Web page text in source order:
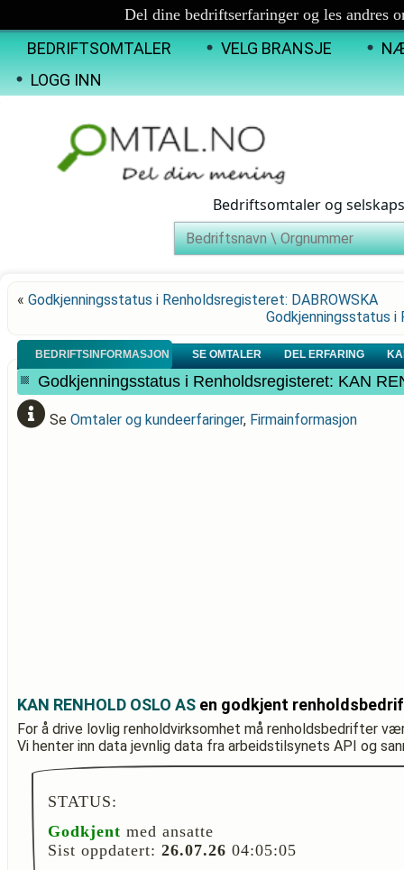
Del dine bedriftserfaringer og les andres
BEDRIFTSOMTALER VELG BRANSJE
LOGG INN
Bedriftsomtaler og
« Godkjenningsstatus i Renholdsregisteret: DABROWSKA
Godkjenningsstatus i
BEDRIFTSINFORMASJON SE OMTALER DEL ERFARING
Godkjenningsstatus i Renholdsregisteret: KAN
Se Omtaler og kundeerfaringer, Firmainformasjon
KAN RENHOLD OSLO AS en godkjent
For å drive lovlig renholdvirksomhet må renholdsbedrifter
Vi henter inn data jevnlig data fra arbeidstilsynets API og
STATUS:
Godkjent med ansatte
Sist oppdatert: 26.07.26 04:05:05